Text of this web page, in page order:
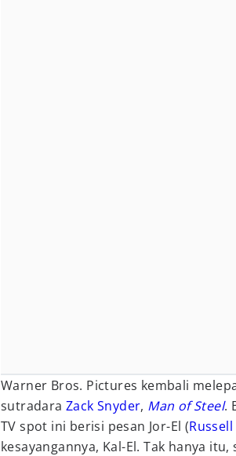
Warner Bros. Pictures kembali
sutradaraZack Snyder, Man of Steel.
TV spot ini berisi pesan Jor-El (
kesayangannya, Kal-El. Tak hanya